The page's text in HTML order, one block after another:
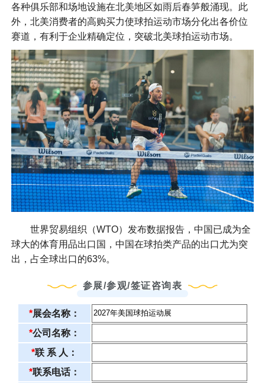
各种俱乐部和场地设施在北美地区如雨后春笋般涌现。此
外，北美消费者的高购买力使球拍运动市场分化出各价位
赛道，有利于企业精确定位，突破北美球拍运动市场。
世界贸易组织（WTO）发布数据报告，中国已成为全
球大的体育用品出口国，中国在球拍类产品的出口尤为突
出，占全球出口的63%。
参展/参观/签证咨询表
*展会名称：
*公司名称：
*联 系 人：
*联系电话：